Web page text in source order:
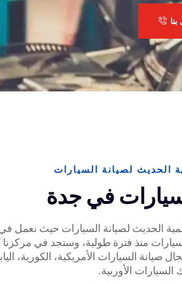
بنا
الحديث لصيانة السيارات
في جدة
الحديث لصيانة السيارات حيث نعمل
منذ فترة طولية، وستجد في
صيانة السيارات الأمريكية، الكورية،
السيارات الأوربية.